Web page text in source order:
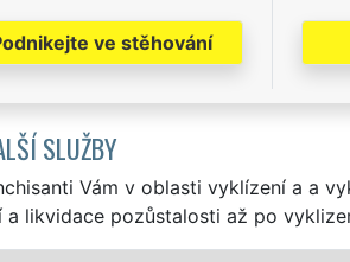
ve stěhování
SLUŽBY
Vám v oblasti vyklízení a a
a likvidace pozůstalosti až po